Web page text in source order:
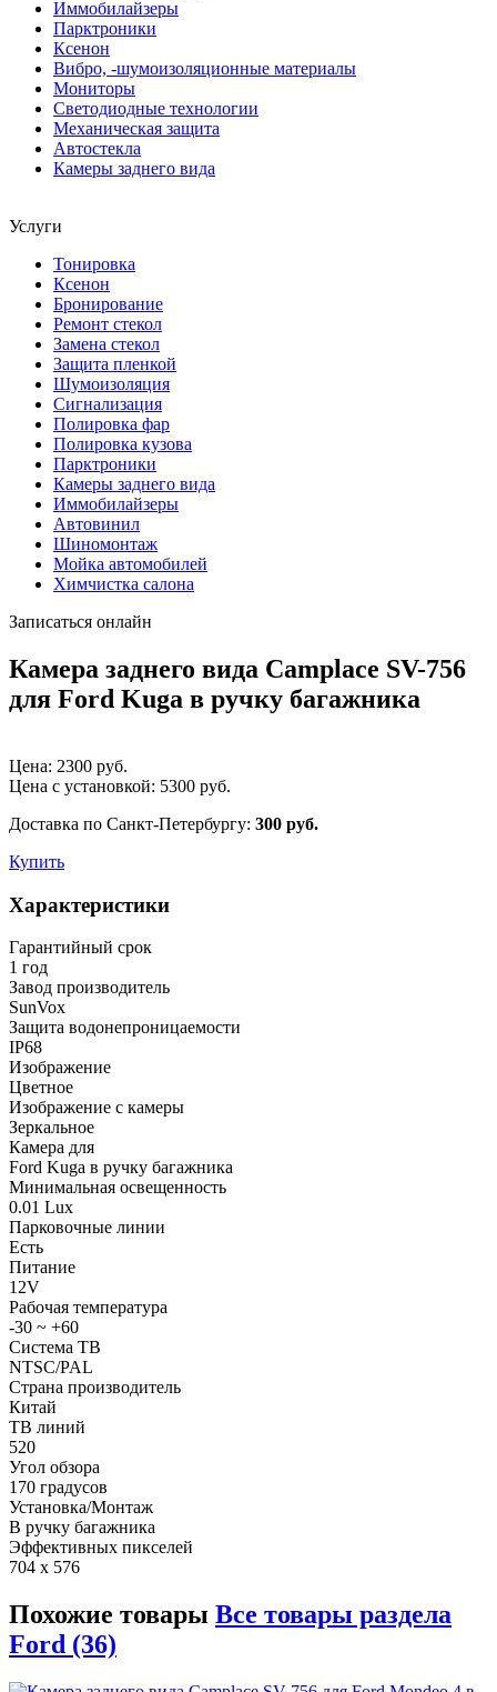
Иммобилайзеры
Парктроники
Ксенон
Вибро, -шумоизоляционные материалы
Мониторы
Светодиодные технологии
Механическая защита
Автостекла
Камеры заднего вида
Услуги
Тонировка
Ксенон
Бронирование
Ремонт стекол
Замена стекол
Защита пленкой
Шумоизоляция
Сигнализация
Полировка фар
Полировка кузова
Парктроники
Камеры заднего вида
Иммобилайзеры
Автовинил
Шиномонтаж
Мойка автомобилей
Химчистка салона
Записаться онлайн
Камера заднего вида Camplace SV-756
для Ford Kuga в ручку багажника
Цена: 2300 руб.
Цена с установкой: 5300 руб.
Доставка по Санкт-Петербургу: 300 руб.
Купить
Характеристики
Гарантийный срок
1 год
Завод производитель
SunVox
Защита водонепроницаемости
IP68
Изображение
Цветное
Изображение с камеры
Зеркальное
Камера для
Ford Kuga в ручку багажника
Минимальная освещенность
0.01 Lux
Парковочные линии
Есть
Питание
12V
Рабочая температура
-30 ~ +60
Система ТВ
NTSC/PAL
Страна производитель
Китай
ТВ линий
520
Угол обзора
170 градусов
Установка/Монтаж
В ручку багажника
Эффективных пикселей
704 x 576
Похожие товары Все товары раздела
Ford (36)